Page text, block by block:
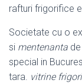
rafturi frigorifice
Societate cu o
si mentenanta
special in
tara. vitrine